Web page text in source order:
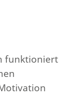
funktioniert